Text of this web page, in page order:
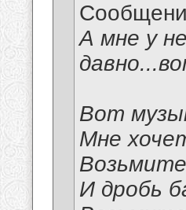
А мне у
Вот
Мне
И дробь